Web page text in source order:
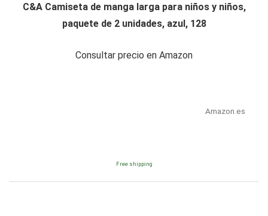
C&A Camiseta de manga larga para niños y niños,
paquete de 2 unidades, azul, 128
Consultar precio en Amazon
Amazon.es
Free shipping